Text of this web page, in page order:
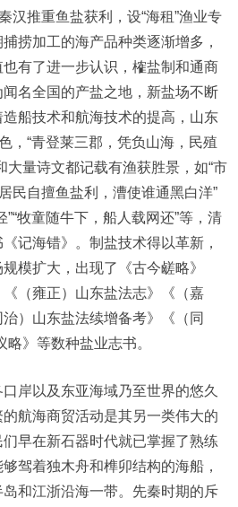
汉推重鱼盐获利，设“海租”渔业专
捞加工的海产品种类逐渐增多，
有了进一步认识，榷盐制和通商
名全国的产盐之地，新盐场不断
船技术和航海技术的提高，山东
，“青登莱三郡，凭负山海，民殖
大量诗文都记载有渔获胜景，如“市
民自擅鱼盐利，漕使谁通黑白洋”
牧童随牛下，船人载网还”等，清
记海错》。制盐技术得以革新，
模扩大，出现了《古今鹾略》
《（雍正）山东盐法志》《（嘉
）山东盐法续增备考》《（同
》等数种盐业志书。
岸以及东亚海域乃至世界的悠久
航海商贸活动是其另一类伟大的
早在新石器时代就已掌握了熟练
驾着独木舟和榫卯结构的海船，
和江浙沿海一带。先秦时期的斥